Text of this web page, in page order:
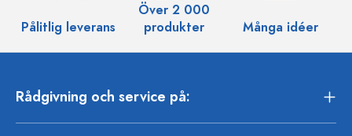
Pålitlig leverans
Över 2 000
produkter
Många idéer
Rådgivning och service på: